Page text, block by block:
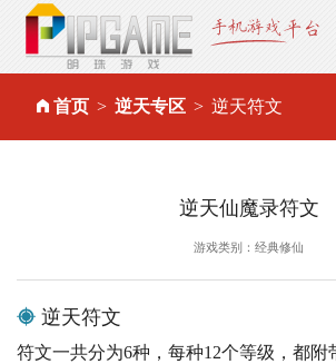
首页 逆天专区 逆天符文
逆天仙魔录符文
游戏类别：经典修仙
逆天符文
符文一共分为6种，每种12个等级，都附